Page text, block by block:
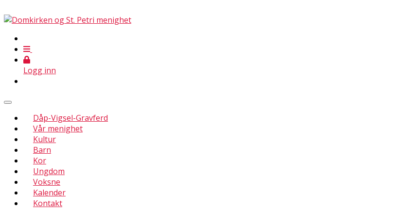
Logg inn
Dåp-Vigsel-Gravferd
Vår menighet
Kultur
Barn
Kor
Ungdom
Voksne
Kalender
Kontakt